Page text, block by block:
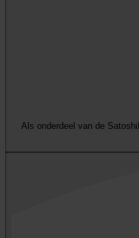
Als onderdeel van de